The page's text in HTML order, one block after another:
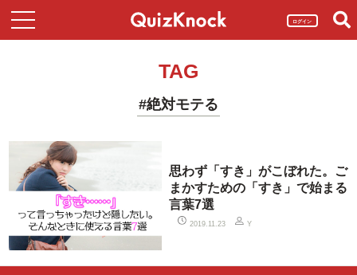
ログイン
TAG
#絶対モテる
思わず「すき」がこぼれた。ご
まかすための「すき」で始まる
言葉7選
2019.11.23 Y